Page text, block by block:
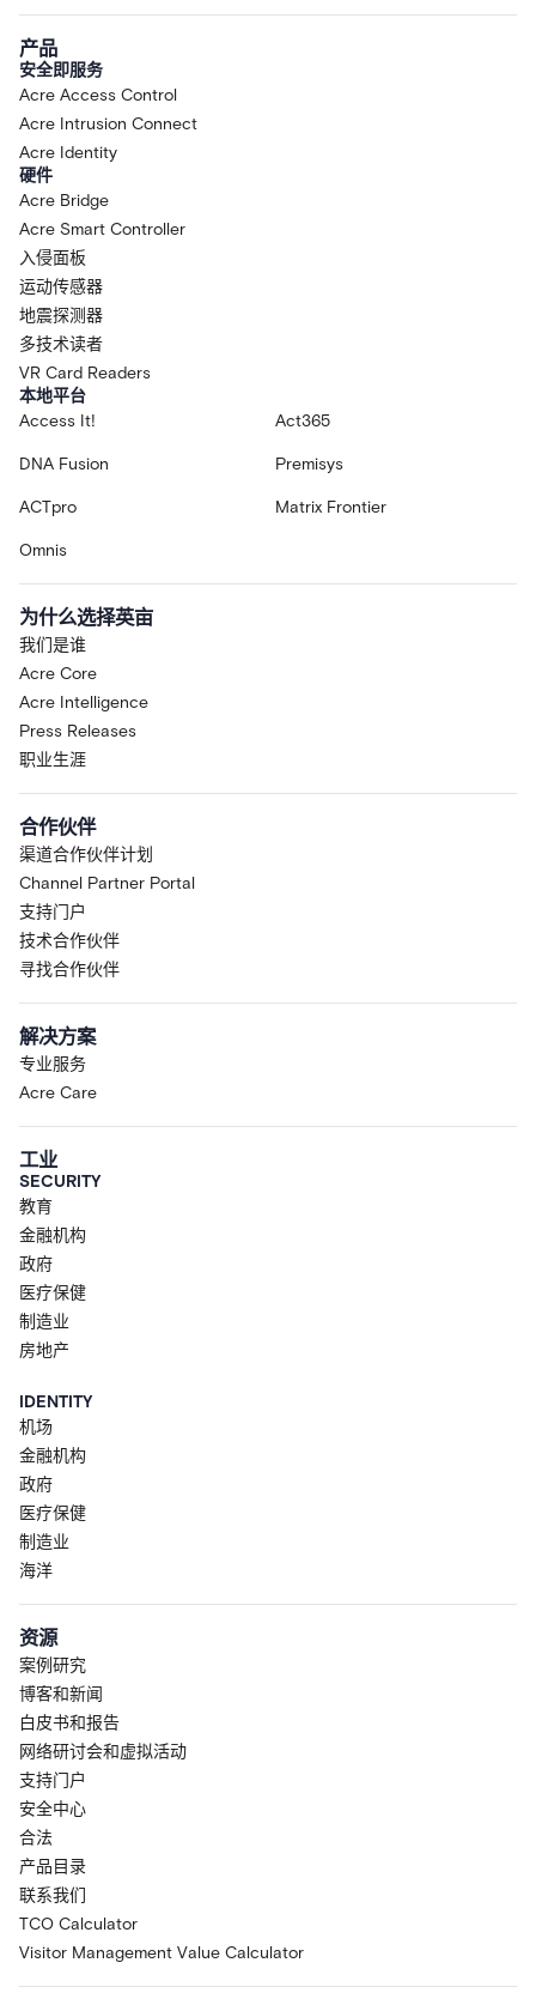
产品
安全即服务
Acre Access Control
Acre Intrusion Connect
Acre Identity
硬件
Acre Bridge
Acre Smart Controller
入侵面板
运动传感器
地震探测器
多技术读者
VR Card Readers
本地平台
Access It!
Act365
DNA Fusion Premisys
ACTpro Matrix Frontier
Omnis
为什么选择英亩
我们是谁
Acre Core
Acre Intelligence
Press Releases
职业生涯
合作伙伴
渠道合作伙伴计划
Channel Partner Portal
支持门户
技术合作伙伴
寻找合作伙伴
解决方案
专业服务
Acre Care
工业
SECURITY
教育
金融机构
政府
医疗保健
制造业
房地产
IDENTITY
机场
金融机构
政府
医疗保健
制造业
海洋
资源
案例研究
博客和新闻
白皮书和报告
网络研讨会和虚拟活动
支持门户
安全中心
合法
产品目录
联系我们
TCO Calculator
Visitor Management Value Calculator